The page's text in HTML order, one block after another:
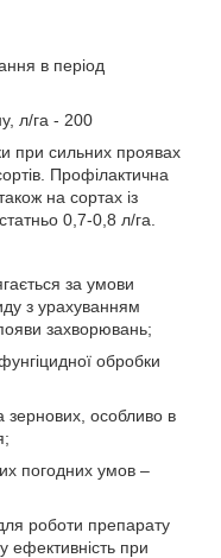
в період
л/га - 200
при сильних проявах
Профілактична
на сортах із
0,7-0,8 л/га.
за умови
з урахуванням
захворювань;
обробки
зернових, особливо в
погодних умов –
роботи препарату
при